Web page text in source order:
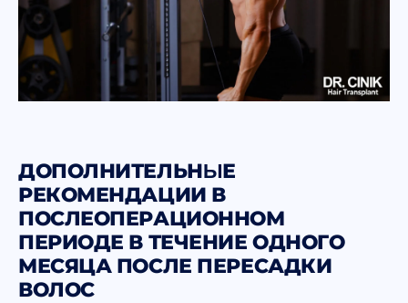
ДОПОЛНИТЕЛЬНЫЕ
РЕКОМЕНДАЦИИ В
ПОСЛЕОПЕРАЦИОННОМ
ПЕРИОДЕ В ТЕЧЕНИЕ ОДНОГО
МЕСЯЦА ПОСЛЕ ПЕРЕСАДКИ
ВОЛОС